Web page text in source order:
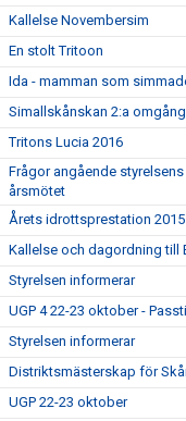
Kallelse Novembersim
En stolt Tritoon
Ida - mamman som
Simallskånskan 2:a
Tritons Lucia 2016
Frågor angående
årsmötet
Årets idrottsprestation 2015
Kallelse och dagordning till
Styrelsen informerar
UGP 4 22-23 oktober -
Styrelsen informerar
Distriktsmästerskap för
UGP 22-23 oktober